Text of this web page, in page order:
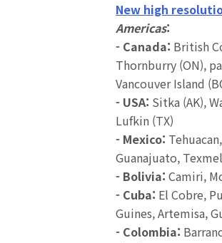
New high
Americas:
- Canada: British
Thornburry (ON),
Vancouver Island
- USA: Sitka (AK),
Lufkin (TX)
- Mexico:
Guanajuato,
- Bolivia: Camiri,
- Cuba: El Cobre,
Guines, Artemisa,
- Colombia: